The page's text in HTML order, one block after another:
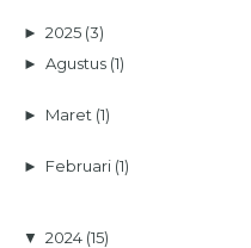
►2025 (3)
►Agustus (1)
► Maret (1)
► Februari (1)
▼2024 (15)